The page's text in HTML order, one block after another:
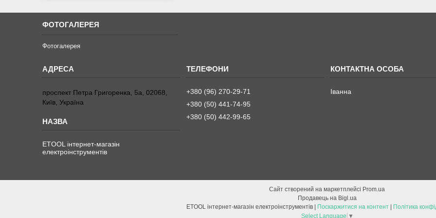
ФОТОГАЛЕРЕЯ
Фотогалерея
проспект Петра Григоренка, 5а, 02068,
Київ, Україна
ETOOL інтернет-магазін
електроінструментів
+380 (96) 270-29-71
+380 (50) 441-74-95
+380 (50) 442-99-65
Іванна
Сайт створений на маркетплейсі Prom.ua
Продавець на Bigl.ua
Поскаржитися на контент
Політика
Select Language ▼